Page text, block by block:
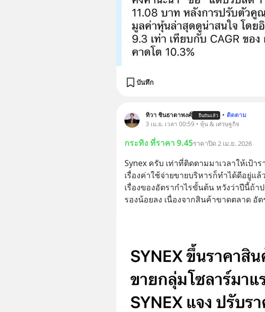
บันทึก
ทิวา ชินธาดาพงศ์ ยืนยันแล้ว • ติดตาม
3 เม.ย. เวลา 00:59 • หุ้น & เศรษฐกิจ
กระทิง ที่ราคา 9.45ราคาปิด 2 เม.ย. 2026
Synex ครับ เท่าที่ติดตามมาเวลาให้เป้า
เรื่องค่าใช้จ่ายขายบริหารก็ทำได้ดีอยู่แ
เรื่องของอัตรากำไรขั้นต้น หวังว่าปีนี้ถ้
รองน้อยลง เนื่องจากสินค้าขาดตลาด อั